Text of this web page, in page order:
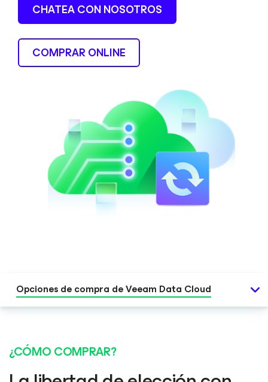
CHATEA CON NOSOTROS
COMPRAR ONLINE
Opciones de compra de Veeam Data Cloud
¿CÓMO COMPRAR?